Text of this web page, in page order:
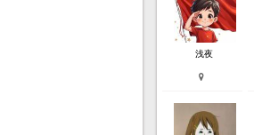
欧莱凯APP端下载
浅夜